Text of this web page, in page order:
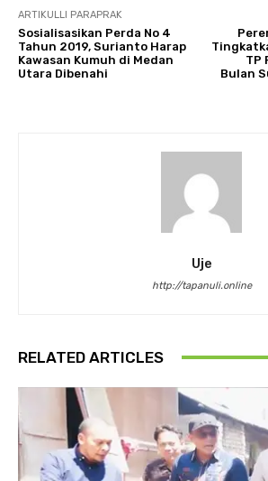
ARTIKULLI PARAPRAK
Sosialisasikan Perda No 4
Tahun 2019, Surianto Harap
Kawasan Kumuh di Medan
Utara Dibenahi
TP
Bulan
Uje
http://tapanuli.online
RELATED ARTICLES